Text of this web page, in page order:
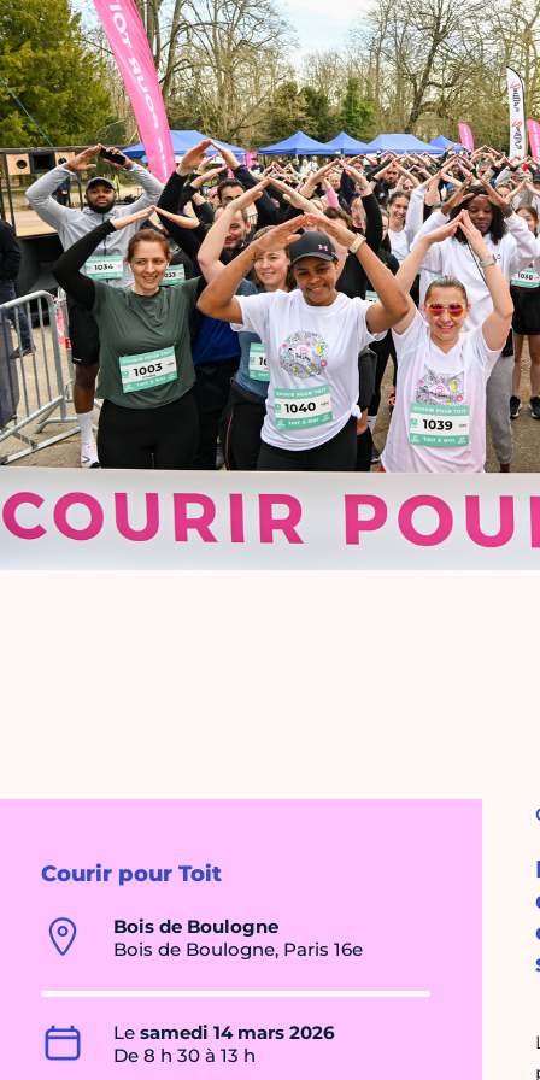
Courir pour Toit
Bois de Boulogne
Bois de Boulogne, Paris 16e
Le samedi 14 mars 2026
De 8 h 30 à 13 h